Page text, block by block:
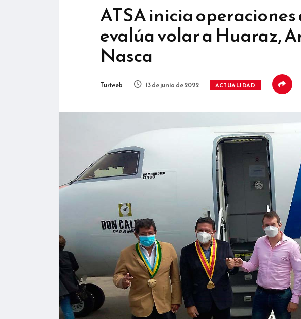
ATSA inicia
evalúa volar a Huaraz,
Nasca
Turiweb 13 de junio de 2022 ACTUALIDAD